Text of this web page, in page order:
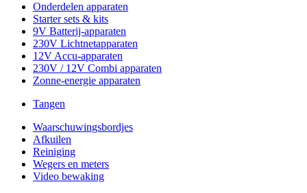
Onderdelen apparaten
Starter sets & kits
9V Batterij-apparaten
230V Lichtnetapparaten
12V Accu-apparaten
230V / 12V Combi apparaten
Zonne-energie apparaten
Tangen
Waarschuwingsbordjes
Afkuilen
Reiniging
Wegers en meters
Video bewaking